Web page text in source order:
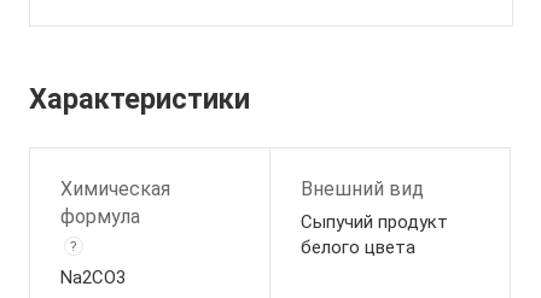
Характеристики
Химическая
формула
?
Na2CO3
Внешний вид
Сыпучий продукт
белого цвета